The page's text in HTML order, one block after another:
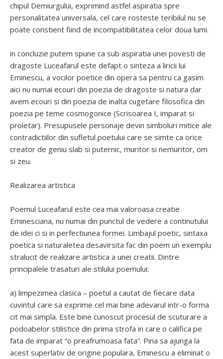
chipul Demiurgului, exprimind astfel aspiratia spre
personalitatea universala, cel care rosteste teribilul nu se
poate constient fiind de incompatibilitatea celor doua lumi.
in concluzie putem spune ca sub aspiratia unei povesti de
dragoste Luceafarul este defapt o sinteza a liricii lui
Eminescu, a vocilor poetice din opera sa pentru ca gasim
aici nu numai ecouri din poezia de dragoste si natura dar
avem ecouri si din poezia de inalta cugetare filosofica din
poezia pe teme cosmogonice (Scrisoarea I, imparat si
proletar). Presupusele personaje devin simboluri mitice ale
contradictiilor din sufletul poetului care se simte ca orice
creator de geniu slab si puternic, muritor si nemuritor, om
si zeu.
Realizarea artistica
Poemul Luceafarul este cea mai valoroasa creatie
Eminesciana, nu numai din punctul de vedere a continutului
de idei ci si in perfectiunea formei. Limbajul poetic, sintaxa
poetica si naturaletea desavirsita fac din poem un exemplu
stralucit de realizare artistica a unei creatii. Dintre
principalele trasaturi ale stilului poemului:
a) limpezimea clasica – poetul a cautat de fiecare data
cuvintul care sa exprime cel mai bine adevarul intr-o forma
cit mai simpla. Este bine cunoscut procesul de scuturare a
podoabelor stilistice din prima strofa in care o califica pe
fata de imparat “o preafrumoasa fata”. Pina sa ajunga la
acest superlativ de origine populara, Eminescu a eliminat o